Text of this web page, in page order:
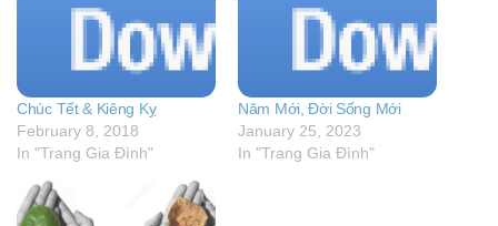
Chúc Tết & Kiêng Kỵ
February 8, 2018
In "Trang Gia Đình"
Năm Mới, Đời Sống Mới
January 25, 2023
In "Trang Gia Đình"